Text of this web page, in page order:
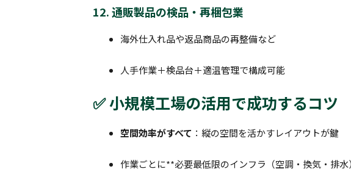
12. 通販製品の検品・再梱包業
海外仕入れ品や返品商品の再整備など
人手作業＋検品台＋適温管理で構成可能
✅ 小規模工場の活用で成功するコツ
空間効率がすべて ：縦の空間を活かすレイアウトが鍵
作業ごとに**必要最低限のインフラ（空調・換気・排